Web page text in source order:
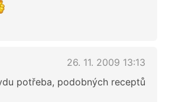
26. 11. 2009 13:13
potřeba, podobných receptů